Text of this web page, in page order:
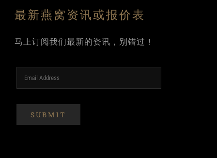
最新燕窝资讯或报价表
马上订阅我们最新的资讯，别错过！